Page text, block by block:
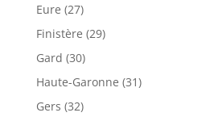
Eure (27)
Finistère (29)
Gard (30)
Haute-Garonne (31)
Gers (32)